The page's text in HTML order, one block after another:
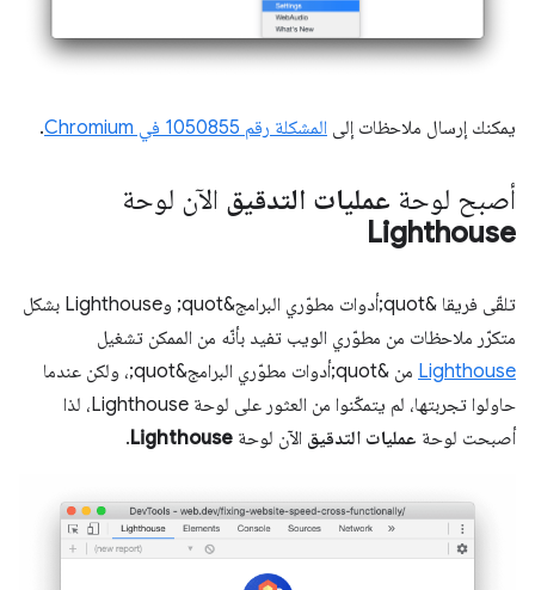
يمكنك إرسال ملاحظات إلى المشكلة رقم 1050855 في Chromium .
أصبح لوحة عمليات التدقيق الآن لوحة
Lighthouse
تلقّى فريقا &quot;أدوات مطوّري البرامج&quot; وLighthouse بشكل
متكرّر ملاحظات من مطوّري الويب تفيد بأنّه من الممكن تشغيل
Lighthouse
من &quot;أدوات مطوّري البرامج&quot;، ولكن عندما
حاولوا تجربتها، لم يتمكّنوا من العثور على لوحة Lighthouse، لذا
أصبحت لوحة عمليات التدقيق الآن لوحة Lighthouse
.